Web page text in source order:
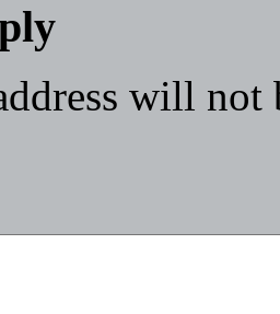
will not